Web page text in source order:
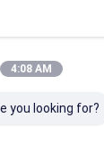
4:08 AM
you looking for?